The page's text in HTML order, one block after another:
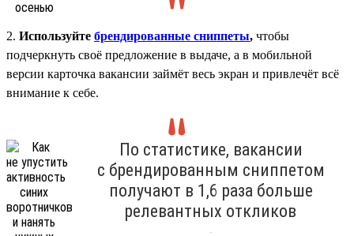
2. Используйте брендированные сниппеты, чтобы
подчеркнуть своё предложение в выдаче, а в мобильной
версии карточка вакансии займёт весь экран и привлечёт всё
внимание к себе.
По статистике, вакансии
с брендированным сниппетом
получают в 1,6 раза больше
релевантных откликов
.